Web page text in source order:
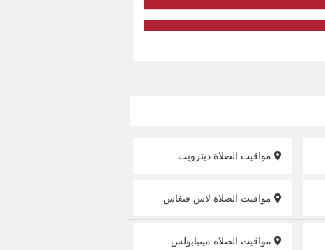
مواقيت الصلاة ديترويت
مواقيت الصلاة لاس فيغاس
مواقيت الصلاة مينيابولس